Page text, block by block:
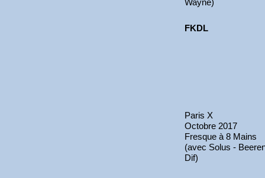
Wayne)
FKDL
Paris X
Octobre 2017
Fresque à 8 Mains
(avec Solus -
Dif)